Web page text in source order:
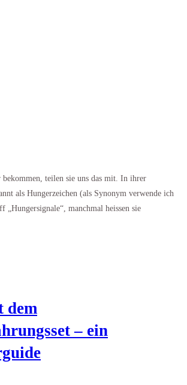
bekommen, teilen sie uns das mit. In ihrer
als Hungerzeichen (als Synonym verwende ich
„Hungersignale“, manchmal heissen sie
dem
– ein